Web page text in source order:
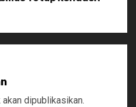
dipublikasikan.